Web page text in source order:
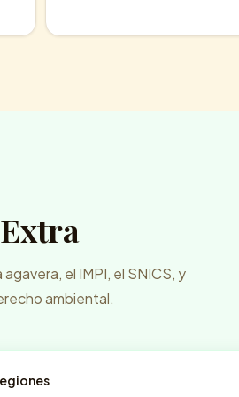
el IMPI, el SNICS, y
ambiental.